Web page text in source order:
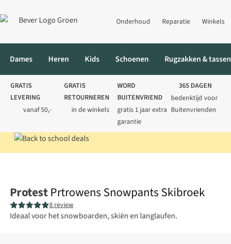
Onderhoud Reparatie Winkels
Dames Heren Kids Schoenen Rugzakken & tassen
GRATIS
LEVERING
vanaf 50,-
GRATIS
RETOURNEREN
in de winkels
WORD
BUITENVRIEND
gratis 1 jaar extra
garantie
365 DAGEN
bedenktijd voor
Buitenvrienden
Protest Prtrowens Snowpants Skibroek
8 review
Ideaal voor het snowboarden, skiën en langlaufen.